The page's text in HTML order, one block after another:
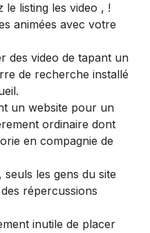
le listing les video , !
animées avec votre
des video de tapant un
de recherche installé
un website pour un
ordinaire dont
en compagnie de
les gens du site
répercussions
inutile de placer